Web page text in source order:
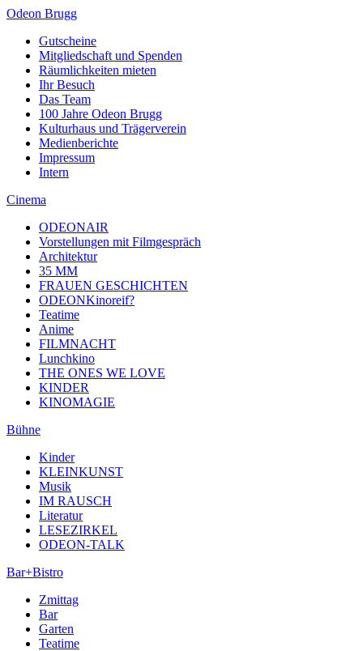
Odeon Brugg
Gutscheine
Mitgliedschaft und Spenden
Räumlichkeiten mieten
Ihr Besuch
Das Team
100 Jahre Odeon Brugg
Kulturhaus und Trägerverein
Medienberichte
Impressum
Intern
Cinema
ODEONAIR
Vorstellungen mit Filmgespräch
Architektur
35 MM
FRAUEN GESCHICHTEN
ODEONKinoreif?
Teatime
Anime
FILMNACHT
Lunchkino
THE ONES WE LOVE
KINDER
KINOMAGIE
Bühne
Kinder
KLEINKUNST
Musik
IM RAUSCH
Literatur
LESEZIRKEL
ODEON-TALK
Bar+Bistro
Zmittag
Bar
Garten
Teatime